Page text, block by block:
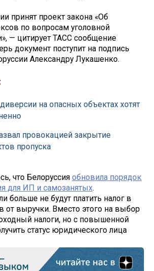
принят проект закона «Об
по вопросам уголовной
— цитирует ТАСС сообщение
документ поступит на подпись
Александру Лукашенко.
на опасных объектах хотят
провокацией закрытие
пропуска
что Белоруссия обновила порядок
для ИП и самозанятых.
больше не будут платить налог в
от выручки. Вместо этого на выбор
налоги, но с повышенной
статус юридического лица